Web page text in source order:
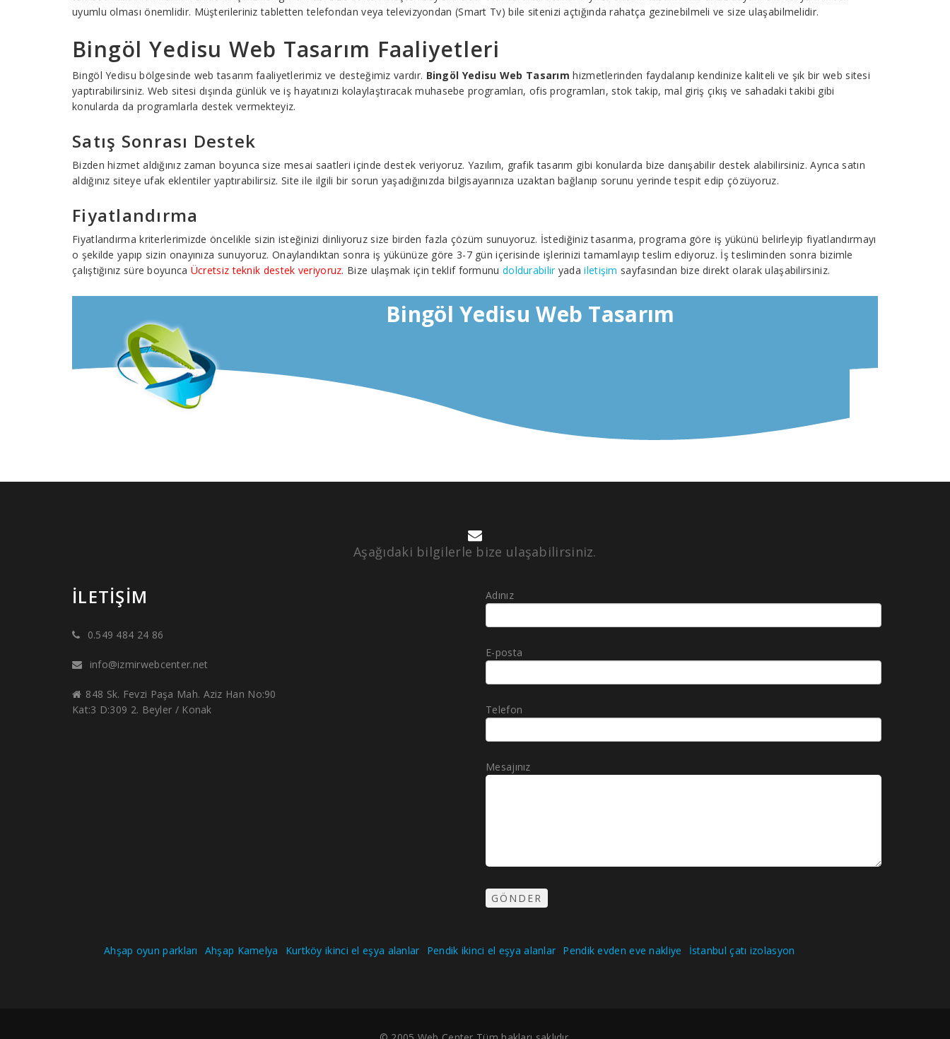
uyumlu olması önemlidir. Müşterileriniz tabletten telefondan veya televizyondan (Smart Tv) bile sitenizi açtığında rahatça gezinebilmeli ve size ulaşabilmelidir.
Bingöl Yedisu Web Tasarım Faaliyetleri
Bingöl Yedisu bölgesinde web tasarım faaliyetlerimiz ve desteğimiz vardır. Bingöl Yedisu Web Tasarım hizmetlerinden faydalanıp kendinize kaliteli ve şık bir web sitesi
yaptırabilirsiniz. Web sitesi dışında günlük ve iş hayatınızı kolaylaştıracak muhasebe programları, ofis programları, stok takip, mal giriş çıkış ve sahadaki takibi gibi
konularda da programlarla destek vermekteyiz.
Satış Sonrası Destek
Bizden hizmet aldığınız zaman boyunca size mesai saatleri içinde destek veriyoruz. Yazılım, grafik tasarım gibi konularda bize danışabilir destek alabilirsiniz. Ayrıca satın
aldığınız siteye ufak eklentiler yaptırabilirsiz. Site ile ilgili bir sorun yaşadığınızda bilgisayarınıza uzaktan bağlanıp sorunu yerinde tespit edip çözüyoruz.
Fiyatlandırma
Fiyatlandırma kriterlerimizde öncelikle sizin isteğinizi dinliyoruz size birden fazla çözüm sunuyoruz. İstediğiniz tasarıma, programa göre iş yükünü belirleyip fiyatlandırmayı
o şekilde yapıp sizin onayınıza sunuyoruz. Onaylandıktan sonra iş yükünüze göre 3-7 gün içerisinde işlerinizi tamamlayıp teslim ediyoruz. İş tesliminden sonra bizimle
çalıştığınız süre boyunca Ücretsiz teknik destek veriyoruz. Bize ulaşmak için teklif formunu doldurabiliryadailetişim sayfasından bize direkt olarak ulaşabilirsiniz.
Bingöl Yedisu Web Tasarım
Aşağıdaki bilgilerle bize ulaşabilirsiniz.
İLETIŞIM
0.549 484 24 86
info@izmirwebcenter.net
848 Sk. Fevzi Paşa Mah. Aziz Han No:90
Kat:3 D:309 2. Beyler / Konak
Adınız
E-posta
Telefon
Mesajınız
Ahşap oyun parkları Ahşap Kamelya Kurtköy ikinci el eşya alanlar Pendik ikinci el eşya alanlar Pendik evden eve nakliye İstanbul çatı izolasyon